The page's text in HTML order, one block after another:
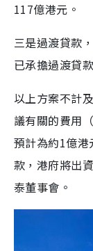
117億港元。
三是過渡貸款
已承擔過渡貸
以上方案不計
議有關的費用
預計為約1億
款，港府將出
泰董事會。